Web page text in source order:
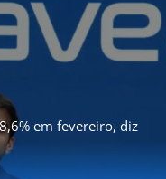
em fevereiro, diz